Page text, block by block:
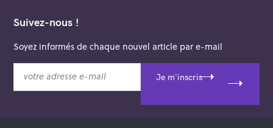
Suivez-nous !
Soyez informés de chaque nouvel article par e-mail
t
Je m'inscris